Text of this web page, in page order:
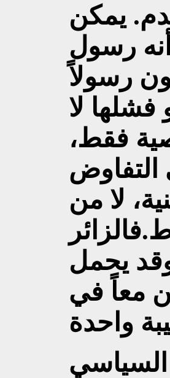
يمكن
رسول
رسولاً
فشلها لا
فقط،
لا من
يحمل
معاً في
السياسي